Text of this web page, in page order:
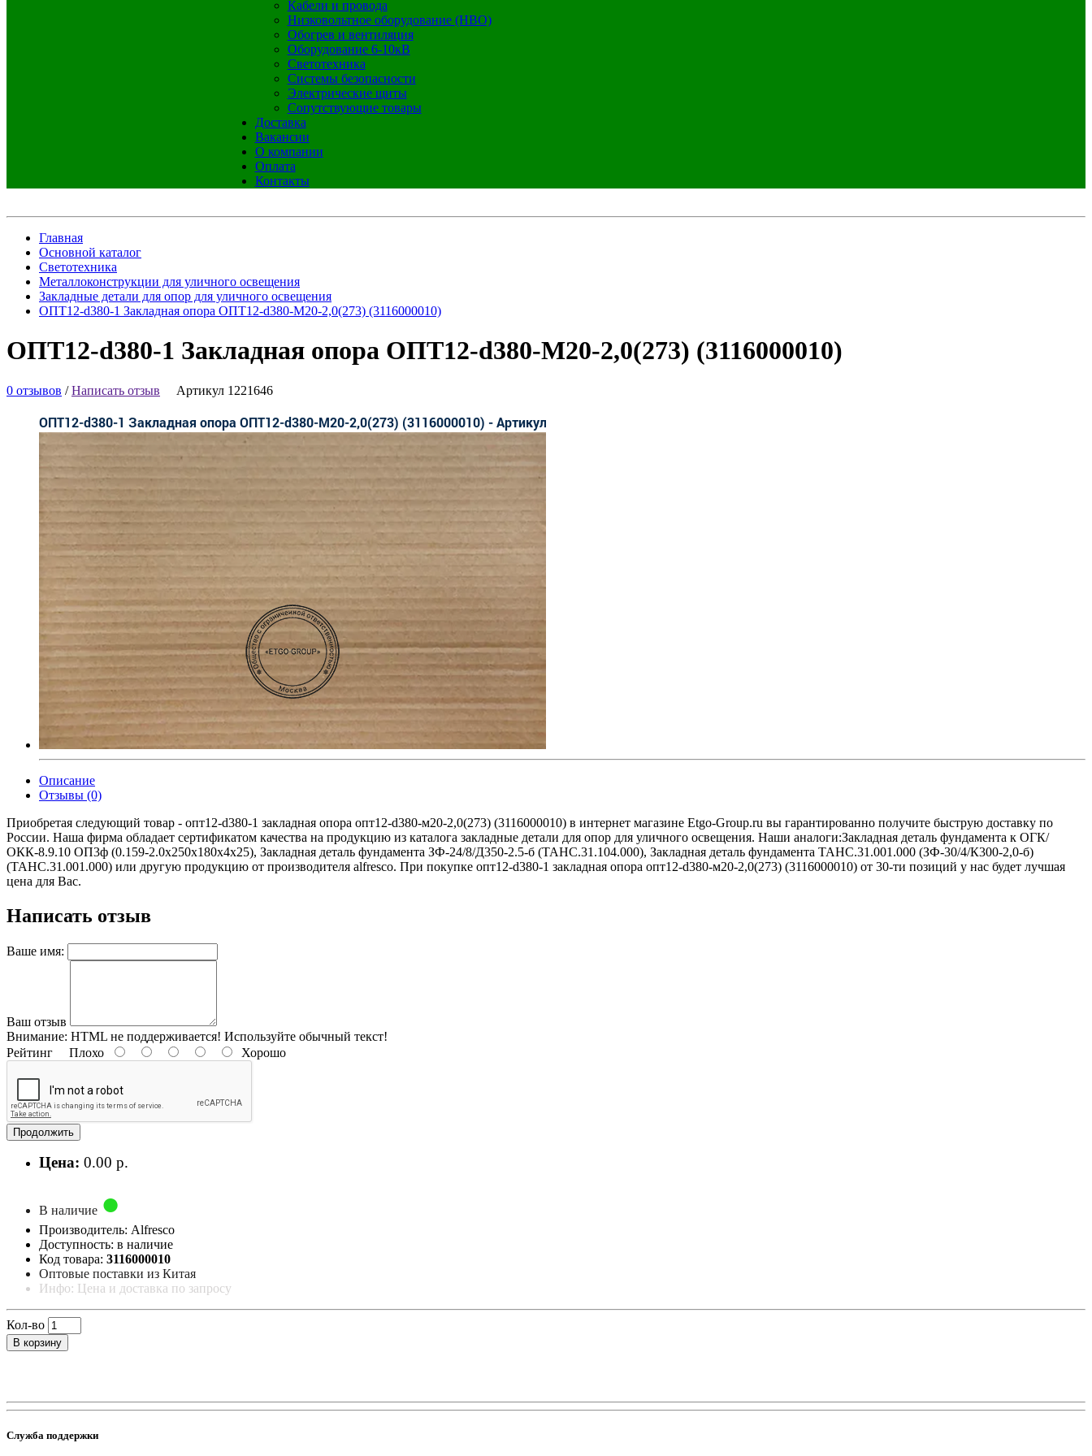
Кабели и провода
Низковольтное оборудование (НВО)
Обогрев и вентиляция
Оборудование 6-10кВ
Светотехника
Системы безопасности
Электрические щиты
Сопутствующие товары
Доставка
Вакансии
О компании
Оплата
Контакты
Главная
Основной каталог
Светотехника
Металлоконструкции для уличного освещения
Закладные детали для опор для уличного освещения
ОПТ12-d380-1 Закладная опора ОПТ12-d380-М20-2,0(273) (3116000010)
ОПТ12-d380-1 Закладная опора ОПТ12-d380-М20-2,0(273) (3116000010)
0 отзывов /Написать отзыв Артикул 1221646
Описание
Отзывы (0)
Приобретая следующий товар - опт12-d380-1 закладная опора опт12-d380-м20-2,0(273) (3116000010) в интернет магазине Etgo-Group.ru вы гарантированно получите быструю доставку по
России. Наша фирма обладает сертификатом качества на продукцию из каталога закладные детали для опор для уличного освещения. Наши аналоги:Закладная деталь фундамента к ОГК/
ОКК-8.9.10 ОП3ф (0.159-2.0х250х180х4х25), Закладная деталь фундамента ЗФ-24/8/Д350-2.5-б (ТАНС.31.104.000), Закладная деталь фундамента ТАНС.31.001.000 (ЗФ-30/4/К300-2,0-б)
(ТАНС.31.001.000) или другую продукцию от производителя alfresco. При покупке опт12-d380-1 закладная опора опт12-d380-м20-2,0(273) (3116000010) от 30-ти позиций у нас будет лучшая
цена для Вас.
Написать отзыв
Ваше имя:
Ваш отзыв
Внимание: HTML не поддерживается! Используйте обычный текст!
Рейтинг Плохо Хорошо
Продолжить
Цена: 0.00 р.
В наличие
Производитель: Alfresco
Доступность: в наличие
Код товара: 3116000010
Оптовые поставки из Китая
Инфо: Цена и доставка по запросу
Кол-во
В корзину
Служба поддержки